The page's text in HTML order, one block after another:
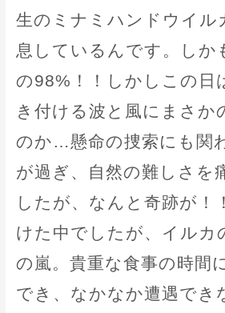
生のミナミハンドウイル
息しているんです。しか
の98%！！しかしこの日
き付ける波と風にまさか
のか…懸命の捜索にも関
が過ぎ、自然の難しさを
したが、なんと奇跡が！
けた中でしたが、イルカ
の嵐。貴重な食事の時間
でき、なかなか遭遇でき